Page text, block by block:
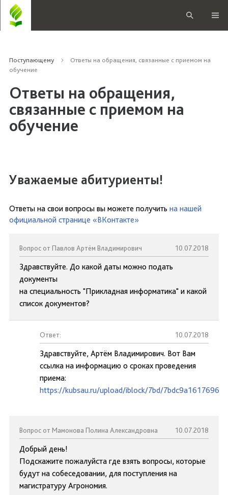
Поступающему
Ответы на обращения, связанные с приемом на
обучение
Ответы на обращения,
связанные с приемом на
обучение
Уважаемые абитуриенты!
Ответы на свои вопросы вы можете получить на нашей
официальной странице «ВКонтакте»
Вопрос от Павлов Артём Владимирович 10.07.2018
Здравствуйте. До какой даты можно подать
документы
на специальность "Прикладная информатика" и какой
список документов?
Ответ: 10.07.2018
Здравствуйте, Артём Владимирович. Вот Вам
ссылка на информацию о сроках проведения
приема:
https://kubsau.ru/upload/iblock/7bd/
Вопрос от Мамонова Полина Александровна 10.07.2018
Добрый день!
Подскажите пожалуйста где взять вопросы, которые
будут на собеседовании, для поступления на
магистратуру Агрономия.